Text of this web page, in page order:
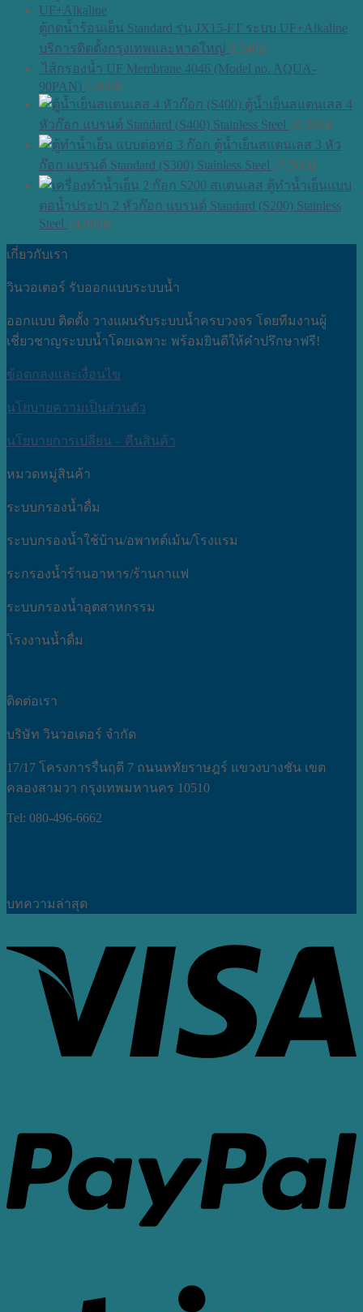
ตู้กดน้ำร้อนเย็น Standard รุ่น JX15-FT ระบบ UF+Alkaline
บริการติดตั้งกรุงเทพและหาดใหญ่ 9,240฿
ไส้กรองน้ำ UF Membrane 4046 (Model no. AQUA-
90PAN) 5,490฿
ตู้น้ำเย็นสแตนเลส 4
หัวก๊อก แบรนด์ Standard (S400) Stainless Steel 19,500฿
ตู้น้ำเย็นสแตนเลส 3 หัว
ก๊อก แบรนด์ Standard (S300) Stainless Steel 17,500฿
ตู้ทำน้ำเย็นแบบ
ต่อน้ำประปา 2 หัวก๊อก แบรนด์ Standard (S200) Stainless
Steel 14,900฿
เกี่ยวกับเรา
วินวอเตอร์ รับออกแบบระบบน้ำ
ออกแบบ ติดตั้ง วางแผนรับระบบน้ำครบวงจร โดยทีมงานผู้
เชี่ยวชาญระบบน้ำโดยเฉพาะ พร้อมยินดีให้คำปรึกษาฟรี!
ข้อตกลงและเงื่อนไข
นโยบายความเป็นส่วนตัว
นโยบายการเปลี่ยน – คืนสินค้า
หมวดหมู่สินค้า
ระบบกรองน้ำดื่ม
ระบบกรองน้ำใช้บ้าน/อพาทต์เม้น/โรงแรม
ระกรองน้ำร้านอาหาร/ร้านกาแฟ
ระบบกรองน้ำอุตสาหกรรม
โรงงานน้ำดื่ม
ติดต่อเรา
บริษัท วินวอเตอร์ จำกัด
17/17 โครงการรื่นฤดี 7 ถนนหทัยราษฎร์ แขวงบางชัน เขต
คลองสามวา กรุงเทพมหานคร 10510
Tel: 080-496-6662
บทความล่าสุด